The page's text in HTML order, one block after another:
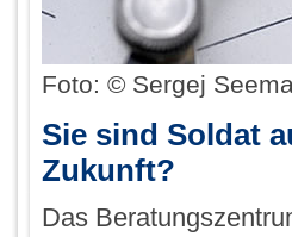
Foto: © Sergej
Sie sind Soldat
Zukunft?
Das